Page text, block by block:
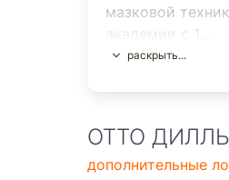
мазковой
академии с 1...
раскрыть...
ОТТО ДИЛЛЬ
дополнительные